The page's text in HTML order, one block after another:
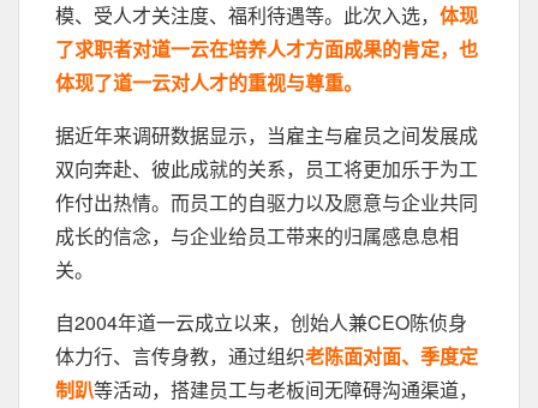
模、受人才关注度、福利待遇等。此次入选， 体现
了求职者对道一云在培养人才方面成果的肯定，也
体现了道一云对人才的重视与尊重。
据近年来调研数据显示，当雇主与雇员之间发展成
双向奔赴、彼此成就的关系，员工将更加乐于为工
作付出热情。而员工的自驱力以及愿意与企业共同
成长的信念，与企业给员工带来的归属感息息相
关。
自2004年道一云成立以来，创始人兼CEO陈侦身
体力行、言传身教，通过组织老陈面对面、季度定
制趴等活动，搭建员工与老板间无障碍沟通渠道，